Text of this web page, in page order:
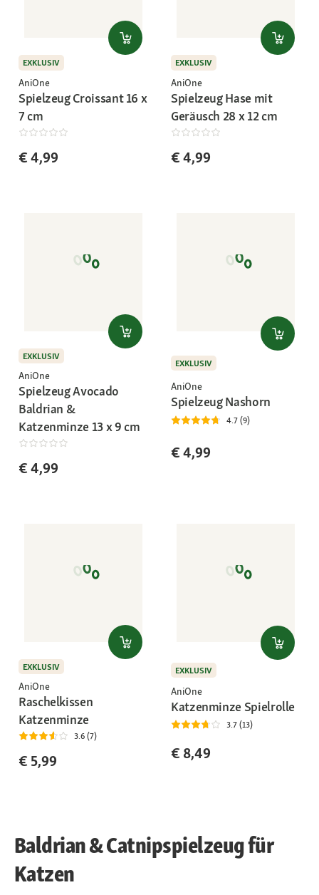
EXKLUSIV
AniOne
Spielzeug Croissant 16 x
7 cm
€ 4,99
EXKLUSIV
AniOne
Spielzeug Hase mit
Geräusch 28 x 12 cm
€ 4,99
EXKLUSIV
AniOne
Spielzeug Avocado
Baldrian &
Katzenminze 13 x 9 cm
€ 4,99
EXKLUSIV
AniOne
Spielzeug Nashorn
4.7 (9)
€ 4,99
EXKLUSIV
AniOne
Raschelkissen
Katzenminze
3.6 (7)
€ 5,99
EXKLUSIV
AniOne
Katzenminze Spielrolle
3.7 (13)
€ 8,49
Baldrian & Catnipspielzeug für
Katzen